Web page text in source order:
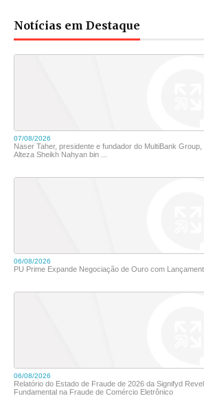
Notícias em Destaque